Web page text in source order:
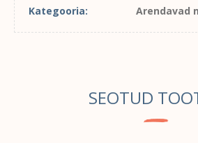
Kategooria: Arendavad
SEOTUD